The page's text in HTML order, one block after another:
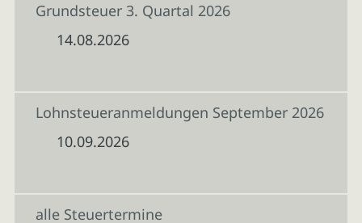
Grundsteuer 3. Quartal 2026
14.08.2026
Lohnsteueranmeldungen September 2026
10.09.2026
alle Steuertermine